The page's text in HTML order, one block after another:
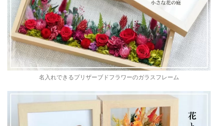
名入れできるプリザーブドフラワーのガラスフレーム